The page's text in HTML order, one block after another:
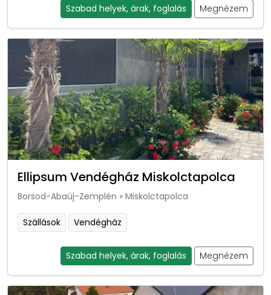
Szabad helyek, árak, foglalás Megnézem
Ellipsum Vendégház Miskolctapolca
Borsod-Abaúj-Zemplén » Miskolctapolca
Szállások Vendégház
Szabad helyek, árak, foglalás Megnézem